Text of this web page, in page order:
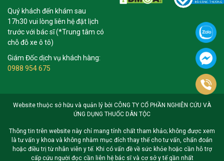
Quý khách đến khám sau
17h30 vui lòng liên hệ đặt lịch
trước với bác sĩ (*Trung tâm có
chỗ đỗ xe ô tô)
Giám Đốc dịch vụ khách hàng:
0988 954 675
Website thuộc sở hữu và quản lý bởi CÔNG TY CỔ PHẦN NGHIÊN CỨU VÀ
ỨNG DỤNG THUỐC DÂN TỘC
Thông tin trên website này chỉ mang tính chất tham khảo; không được xem
là tư vấn y khoa và không nhằm mục đích thay thế cho tư vấn, chẩn đoán
hoặc điều trị từ nhân viên y tế. Khi có vấn đề về sức khỏe hoặc cần hỗ trợ
cấp cứu người đọc cần liên hệ bác sĩ và cơ sở y tế gần nhất